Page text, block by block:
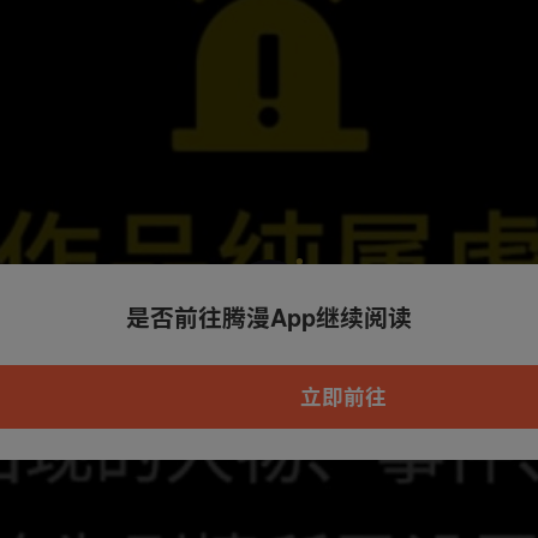
本章节仅支持App阅读，可打开App新用
户7天免费看
是否前往腾漫App继续阅读
立即前往